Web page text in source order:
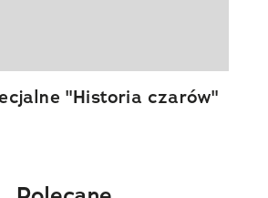
"Historia czarów"